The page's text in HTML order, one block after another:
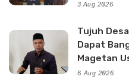
3 Aug 2026
Tujuh
Dapat
Magetan
6 Aug 2026